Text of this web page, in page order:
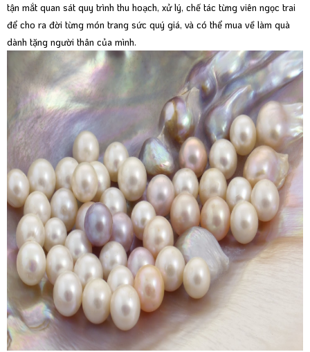
tận mắt quan sát quy trình thu hoạch, xử lý, chế tác từng viên ngọc trai
để cho ra đời từng món trang sức quý giá, và có thể mua về làm quà
dành tặng người thân của mình.